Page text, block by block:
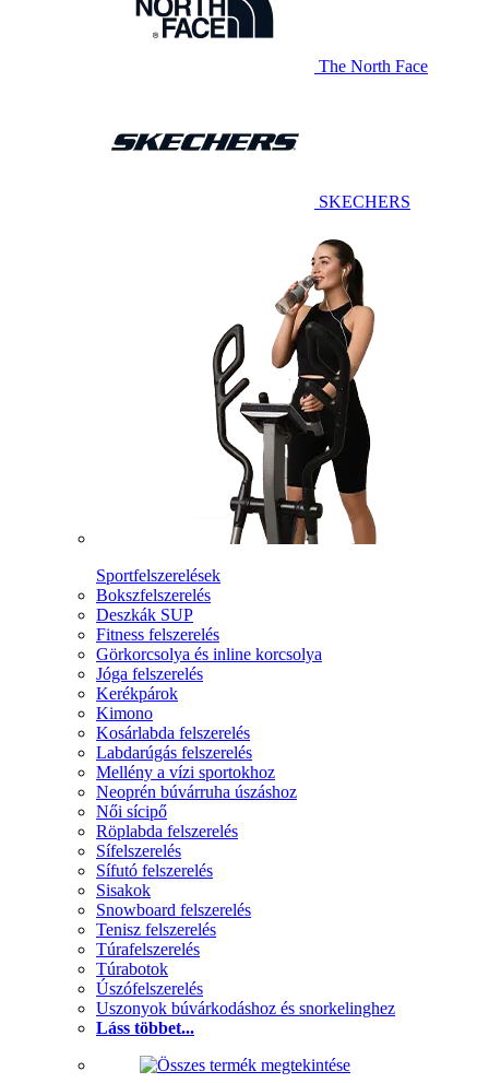
The North Face
SKECHERS
Sportfelszerelések
Bokszfelszerelés
Deszkák SUP
Fitness felszerelés
Görkorcsolya és inline korcsolya
Jóga felszerelés
Kerékpárok
Kimono
Kosárlabda felszerelés
Labdarúgás felszerelés
Mellény a vízi sportokhoz
Neoprén búvárruha úszáshoz
Női sícipő
Röplabda felszerelés
Sífelszerelés
Sífutó felszerelés
Sisakok
Snowboard felszerelés
Tenisz felszerelés
Túrafelszerelés
Túrabotok
Úszófelszerelés
Uszonyok búvárkodáshoz és snorkelinghez
Láss többet...